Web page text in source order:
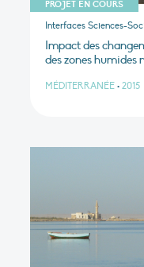
PROJET EN COURS
Interfaces Sciences-
Impact des
des zones humides
MÉDITERRANÉE • 2015